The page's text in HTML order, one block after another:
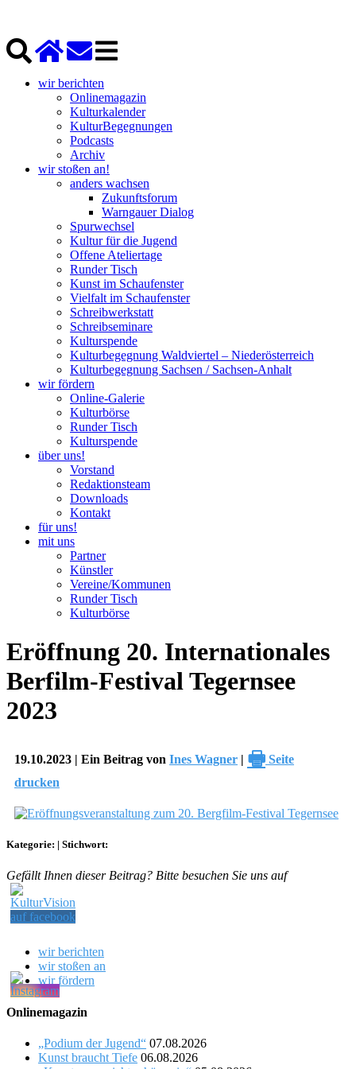
wir berichten
Onlinemagazin
Kulturkalender
KulturBegegnungen
Podcasts
Archiv
wir stoßen an!
anders wachsen
Zukunftsforum
Warngauer Dialog
Spurwechsel
Kultur für die Jugend
Offene Ateliertage
Runder Tisch
Kunst im Schaufenster
Vielfalt im Schaufenster
Schreibwerkstatt
Schreibseminare
Kulturspende
Kulturbegegnung Waldviertel – Niederösterreich
Kulturbegegnung Sachsen / Sachsen-Anhalt
wir fördern
Online-Galerie
Kulturbörse
Runder Tisch
Kulturspende
über uns!
Vorstand
Redaktionsteam
Downloads
Kontakt
für uns!
mit uns
Partner
Künstler
Vereine/Kommunen
Runder Tisch
Kulturbörse
Eröffnung 20. Internationales
Berfilm-Festival Tegernsee
2023
19.10.2023 | Ein Beitrag von Ines Wagner | 🖶 Seite
drucken
Kategorie: | Stichwort:
Gefällt Ihnen dieser Beitrag? Bitte besuchen Sie uns auf
wir berichten
wir stoßen an
wir fördern
Onlinemagazin
„Podium der Jugend“ 07.08.2026
Kunst braucht Tiefe 06.08.2026